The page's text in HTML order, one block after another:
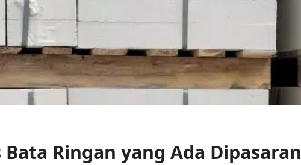
Bata Ringan yang Ada Dipasaran